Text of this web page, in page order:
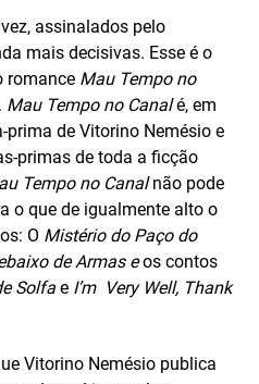
assinalados pelo
mais decisivas. Esse é o
romance Mau Tempo no
Mau Tempo no Canalé, em
prima de Vitorino Nemésio e
primas de toda a ficção
Tempo no Canalnão pode
o que de igualmente alto o
O Mistério do Paço do
de Armas eos contos
Solfa e I’m Very Well, Thank
Vitorino Nemésio publica